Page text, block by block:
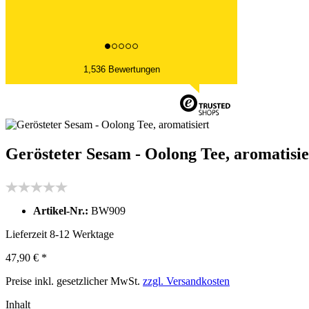
1,536 Bewertungen
Gerösteter Sesam - Oolong Tee,
Artikel-Nr.: BW909
Lieferzeit 8-12 Werktage
47,90 € *
Preise inkl. gesetzlicher MwSt. zzgl. Versandkosten
Inhalt